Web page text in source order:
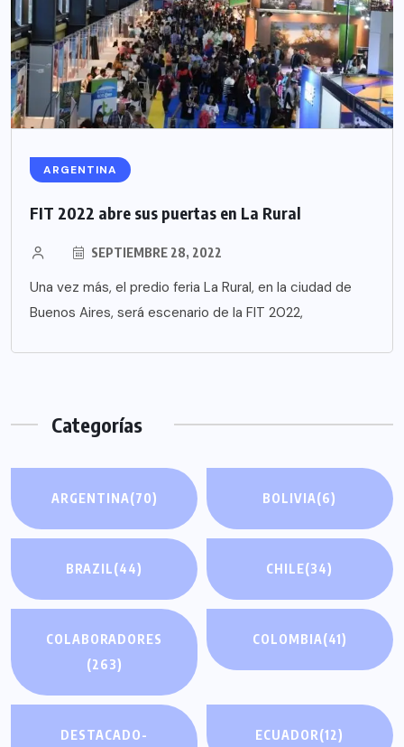
ARGENTINA
FIT 2022 abre sus puertas en La Rural
SEPTIEMBRE 28, 2022
Una vez más, el predio feria La Rural, en la ciudad de
Buenos Aires, será escenario de la FIT 2022,
Categorías
ARGENTINA(70) BOLIVIA(6)
BRAZIL(44) CHILE(34)
COLABORADORES
(263)
COLOMBIA(41)
DESTACADO-
ECUADOR(12)